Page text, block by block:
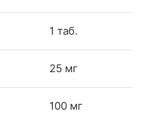
1 таб.
25 мг
100 мг